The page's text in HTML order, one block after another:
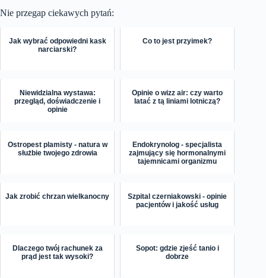
Nie przegap ciekawych pytań:
Jak wybrać odpowiedni kask
narciarski?
Co to jest przyimek?
Niewidzialna wystawa:
przegląd, doświadczenie i
opinie
Opinie o wizz air: czy warto
latać z tą liniami lotniczą?
Ostropest plamisty - natura w
służbie twojego zdrowia
Endokrynolog - specjalista
zajmujący się hormonalnymi
tajemnicami organizmu
Jak zrobić chrzan wielkanocny
Szpital czerniakowski - opinie
pacjentów i jakość usług
Dlaczego twój rachunek za
prąd jest tak wysoki?
Sopot: gdzie zjeść tanio i
dobrze